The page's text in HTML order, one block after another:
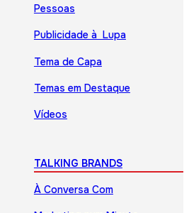
Pessoas
Publicidade à Lupa
Tema de Capa
Temas em Destaque
Vídeos
TALKING BRANDS
À Conversa Com